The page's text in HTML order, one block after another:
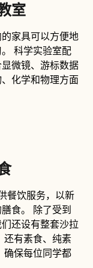
室
家具可以方便地
科学实验室配
微镜、游标数据
化学和物理方面
餐饮服务，以新
食。 除了受到
还设有整套沙拉
还有素食、纯素
确保每位同学都